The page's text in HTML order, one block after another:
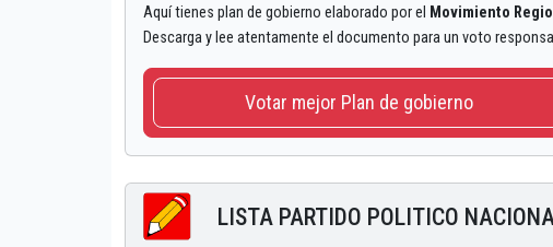
Aquí tienes plan de gobierno elaborado por el Movimiento
Descarga y lee atentamente el documento para un voto
Votar mejor Plan de gobierno
LISTA PARTIDO POLITICO